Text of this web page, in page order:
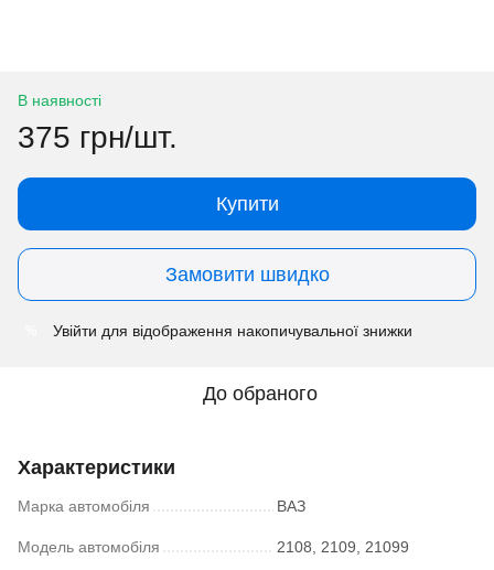
В наявності
375 грн/шт.
Купити
Замовити швидко
Увійти для відображення накопичувальної знижки
До обраного
Характеристики
Марка автомобіля ВАЗ
Модель автомобіля 2108, 2109, 21099